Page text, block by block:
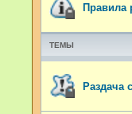
Правила
ТЕМЫ
Раздача